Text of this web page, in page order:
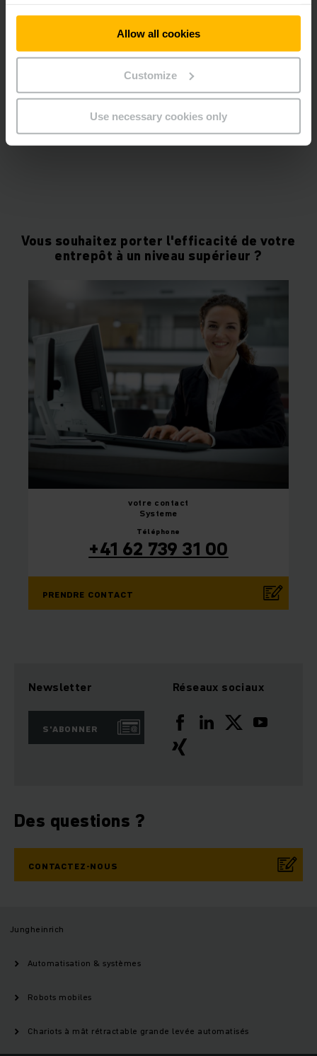
Allow all cookies
Customize
Use necessary cookies only
modulaire impressionne en tant
que véhicule à guidage
automatique (AGV).
Vous souhaitez porter l'efficacité de votre
entrepôt à un niveau supérieur ?
votre contact
Systeme
Téléphone
+41 62 739 31 00
PRENDRE CONTACT
Newsletter
S'ABONNER
Réseaux sociaux
Des questions ?
CONTACTEZ-NOUS
Jungheinrich
Automatisation & systèmes
Robots mobiles
Chariots à mât rétractable grande levée automatisés